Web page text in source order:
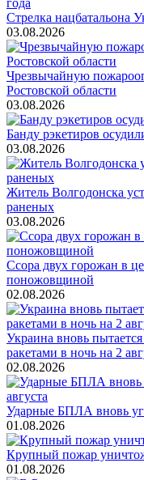
Стрелка нацбатальона
03.08.2026
Чрезвычайную
Ростовской области
03.08.2026
Банду рэкетиров
03.08.2026
Житель Волгодонска
раненых
03.08.2026
Ссора двух горожан в
поножовщиной
02.08.2026
Украина вновь
ракетами в ночь на 2
02.08.2026
Ударные БПЛА вновь
01.08.2026
Крупный пожар
01.08.2026